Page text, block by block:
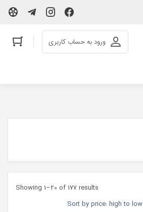
ورود به حساب کاربری
Showing 1–20 of 177 results
Sort by price: high to low